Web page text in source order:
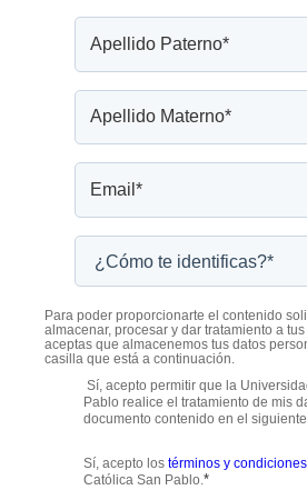
Para poder proporcionarte el contenido
almacenar, procesar y dar tratamiento a
aceptas que almacenemos tus datos
casilla que está a continuación.
Sí, acepto permitir que la
Pablo realice el tratamiento de mis
documento contenido en el siguiente
Sí, acepto los términos y condiciones
Católica San Pablo.*